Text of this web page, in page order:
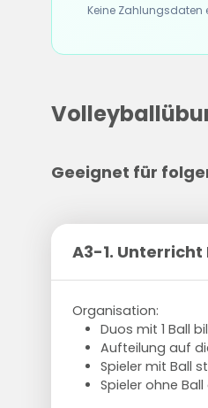
Keine Zahlungsdaten
Geeignet für
A3-1.
Organisation:
Duos mit 1 Ball
Aufteilung auf
Spieler mit Ball
Spieler ohne